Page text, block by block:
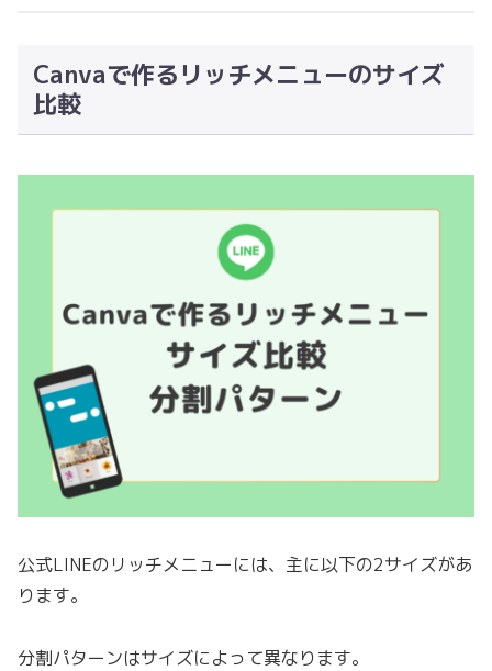
Canvaで作るリッチメニューのサイズ
比較
公式LINEのリッチメニューには、主に以下の2サイズがあ
ります。
分割パターンはサイズによって異なります。